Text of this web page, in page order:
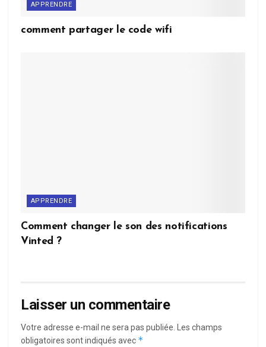
APPRENDRE
comment partager le code wifi
APPRENDRE
Comment changer le son des notifications
Vinted ?
Laisser un commentaire
Votre adresse e-mail ne sera pas publiée. Les champs
obligatoires sont indiqués avec *